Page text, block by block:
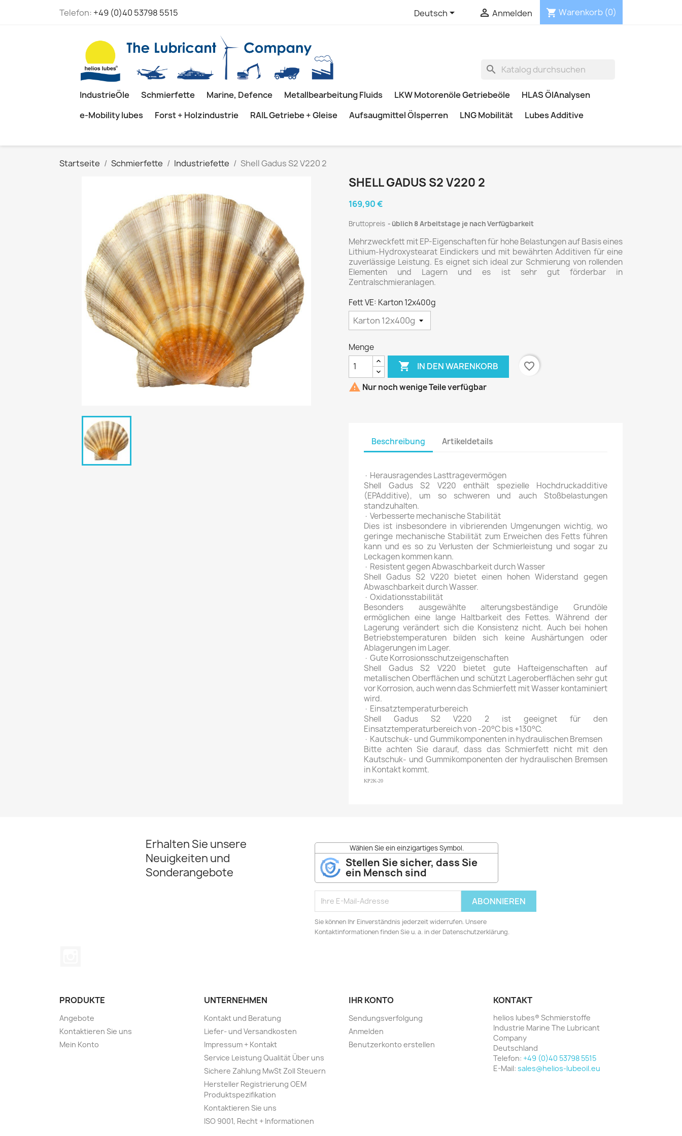
Telefon: +49 (0)40 53798 5515 Deutsch  Anmelden shopping_cart Warenkorb (0)
search
IndustrieÖle Schmierfette Marine, Defence Metallbearbeitung Fluids LKW Motorenöle Getriebeöle
HLAS ÖlAnalysen
e-Mobility lubes
Forst + Holzindustrie RAIL Getriebe + Gleise Aufsaugmittel Ölsperren LNG Mobilität Lubes Additive
Startseite Schmierfette Industriefette Shell Gadus S2 V220 2
SHELL GADUS S2 V220 2
169,90 €
Bruttopreis üblich 8 Arbeitstage je nach Verfügbarkeit
Mehrzweckfett mit EP-Eigenschaften für hohe Belastungen auf Basis eines
Lithium-Hydroxystearat Eindickers und mit bewährten Additiven für eine
zuverlässige Leistung. Es eignet sich ideal zur Schmierung von rollenden
Elementen und Lagern und es ist sehr gut förderbar in
Zentralschmieranlagen.
Fett VE: Karton 12x400g
Menge
 IN DEN WARENKORB
favorite_border
 Nur noch wenige Teile verfügbar
Beschreibung Artikeldetails
· Herausragendes Lasttragevermögen
Shell Gadus S2 V220 enthält spezielle Hochdruckadditive
(EPAdditive), um so schweren und auch Stoßbelastungen
standzuhalten.
· Verbesserte mechanische Stabilität
Dies ist insbesondere in vibrierenden Umgenungen wichtig, wo
geringe mechanische Stabilität zum Erweichen des Fetts führen
kann und es so zu Verlusten der Schmierleistung und sogar zu
Leckagen kommen kann.
· Resistent gegen Abwaschbarkeit durch Wasser
Shell Gadus S2 V220 bietet einen hohen Widerstand gegen
Abwaschbarkeit durch Wasser.
· Oxidationsstabilität
Besonders ausgewählte alterungsbeständige Grundöle
ermöglichen eine lange Haltbarkeit des Fettes. Während der
Lagerung verändert sich die Konsistenz nicht. Auch bei hohen
Betriebstemperaturen bilden sich keine Aushärtungen oder
Ablagerungen im Lager.
· Gute Korrosionsschutzeigenschaften
Shell Gadus S2 V220 bietet gute Hafteigenschaften auf
metallischen Oberflächen und schützt Lageroberflächen sehr gut
vor Korrosion, auch wenn das Schmierfett mit Wasser kontaminiert
wird.
· Einsatztemperaturbereich
Shell Gadus S2 V220 2 ist geeignet für den
Einsatztemperaturbereich von -20°C bis +130°C.
· Kautschuk- und Gummikomponenten in hydraulischen Bremsen
Bitte achten Sie darauf, dass das Schmierfett nicht mit den
Kautschuk- und Gummikomponenten der hydraulischen Bremsen
in Kontakt kommt.
KP2K-20
Erhalten Sie unsere
Neuigkeiten und
Sonderangebote
Wählen Sie ein einzigartiges Symbol.
Stellen Sie sicher, dass Sie
ein Mensch sind
Sie können Ihr Einverständnis jederzeit widerrufen. Unsere
Kontaktinformationen finden Sie u. a. in der Datenschutzerklärung.
PRODUKTE
Angebote
Kontaktieren Sie uns
Mein Konto
UNTERNEHMEN
Kontakt und Beratung
Liefer- und Versandkosten
Impressum + Kontakt
Service Leistung Qualität Über uns
Sichere Zahlung MwSt Zoll Steuern
Hersteller Registrierung OEM
Produktspezifikation
Kontaktieren Sie uns
ISO 9001, Recht + Informationen
IHR KONTO
Sendungsverfolgung
Anmelden
Benutzerkonto erstellen
KONTAKT
helios lubes® Schmierstoffe
Industrie Marine The Lubricant
Company
Deutschland
Telefon: +49 (0)40 53798 5515
E-Mail: sales@helios-lubeoil.eu